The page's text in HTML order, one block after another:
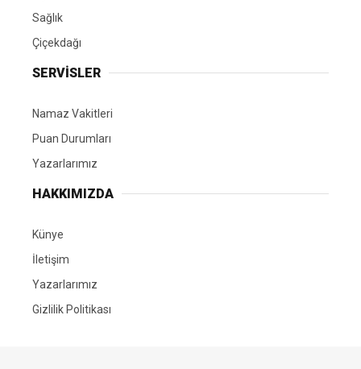
Sağlık
Çiçekdağı
SERVİSLER
Namaz Vakitleri
Puan Durumları
Yazarlarımız
HAKKIMIZDA
Künye
İletişim
Yazarlarımız
Gizlilik Politikası